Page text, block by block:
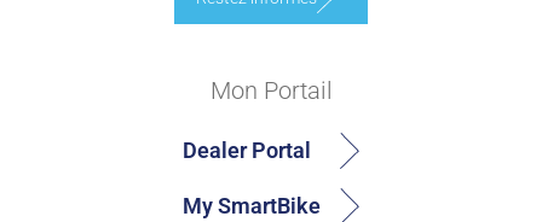
Mon Portail
Dealer Portal
My SmartBike